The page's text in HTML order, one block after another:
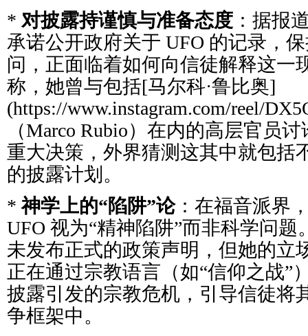
* 对披露持谨慎与准备态度 ：据报
承诺公开政府关于 UFO 的记录，
问，正面临着如何向信徒解释这一
称，她曾与包括[马尔科·鲁比奥]
(https://www.instagram.com/reel/
（Marco Rubio）在内的高层官员
重大决策，外界猜测这其中就包括
的披露计划。
*神学上的“陷阱”论：在福音派界
UFO 视为“精神陷阱”而非科学问题
未发布正式的政策声明，但她的立
正在通过宗教语言（如“信仰之战”
披露引发的宗教危机，引导信徒将
争框架中。